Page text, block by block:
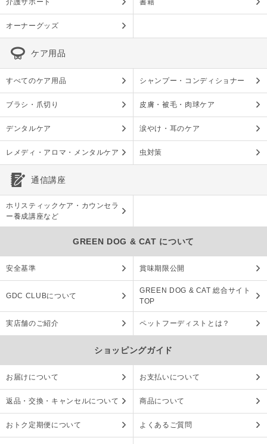
介護サポート 書籍
オーナーグッズ
ケア用品
すべてのケア用品 シャンプー・コンディショナー
ブラシ・爪切り 皮膚・被毛・肉球ケア
デンタルケア 涙やけ・耳のケア
レメディ・アロマ・メンタルケア 虫対策
通信講座
ホリスティックケア・カウンセラ
ー養成講座など
GREEN DOG & CAT について
安全基準 賞味期限公開
GDC CLUBについて
GREEN DOG & CAT 総合サイト
TOP
実店舗のご紹介 ペットフーディストとは？
ショッピングガイド
お届けについて お支払いについて
返品・交換・キャンセルについて 商品について
おトク定期便について よくあるご質問